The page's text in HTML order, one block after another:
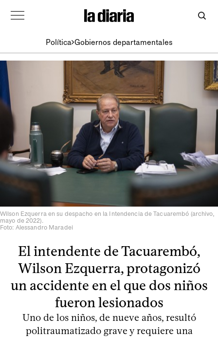
Política Gobiernos departamentales
Wilson Ezquerra en su despacho en la Intendencia de Tacuarembó (archivo,
mayo de 2022).
Foto: Alessandro Maradei
El intendente de Tacuarembó,
Wilson Ezquerra, protagonizó
un accidente en el que dos niños
fueron lesionados
Uno de los niños, de nueve años, resultó
politraumatizado grave y requiere una